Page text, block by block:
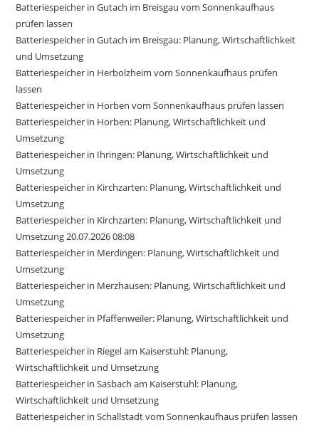
Batteriespeicher in Gutach im Breisgau vom Sonnenkaufhaus
prüfen lassen
Batteriespeicher in Gutach im Breisgau: Planung, Wirtschaftlichkeit
und Umsetzung
Batteriespeicher in Herbolzheim vom Sonnenkaufhaus prüfen
lassen
Batteriespeicher in Horben vom Sonnenkaufhaus prüfen lassen
Batteriespeicher in Horben: Planung, Wirtschaftlichkeit und
Umsetzung
Batteriespeicher in Ihringen: Planung, Wirtschaftlichkeit und
Umsetzung
Batteriespeicher in Kirchzarten: Planung, Wirtschaftlichkeit und
Umsetzung
Batteriespeicher in Kirchzarten: Planung, Wirtschaftlichkeit und
Umsetzung 20.07.2026 08:08
Batteriespeicher in Merdingen: Planung, Wirtschaftlichkeit und
Umsetzung
Batteriespeicher in Merzhausen: Planung, Wirtschaftlichkeit und
Umsetzung
Batteriespeicher in Pfaffenweiler: Planung, Wirtschaftlichkeit und
Umsetzung
Batteriespeicher in Riegel am Kaiserstuhl: Planung,
Wirtschaftlichkeit und Umsetzung
Batteriespeicher in Sasbach am Kaiserstuhl: Planung,
Wirtschaftlichkeit und Umsetzung
Batteriespeicher in Schallstadt vom Sonnenkaufhaus prüfen lassen